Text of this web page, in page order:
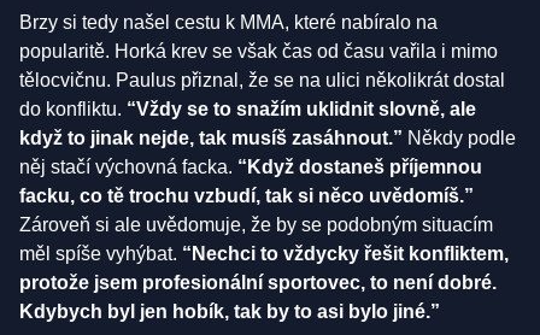
Brzy si tedy našel cestu k MMA, které nabíralo na
popularitě. Horká krev se však čas od času vařila i mimo
tělocvičnu. Paulus přiznal, že se na ulici několikrát dostal
do konfliktu. “Vždy se to snažím uklidnit slovně, ale
když to jinak nejde, tak musíš zasáhnout.” Někdy podle
něj stačí výchovná facka. “Když dostaneš příjemnou
facku, co tě trochu vzbudí, tak si něco uvědomíš.”
Zároveň si ale uvědomuje, že by se podobným situacím
měl spíše vyhýbat. “Nechci to vždycky řešit konfliktem,
protože jsem profesionální sportovec, to není dobré.
Kdybych byl jen hobík, tak by to asi bylo jiné.”